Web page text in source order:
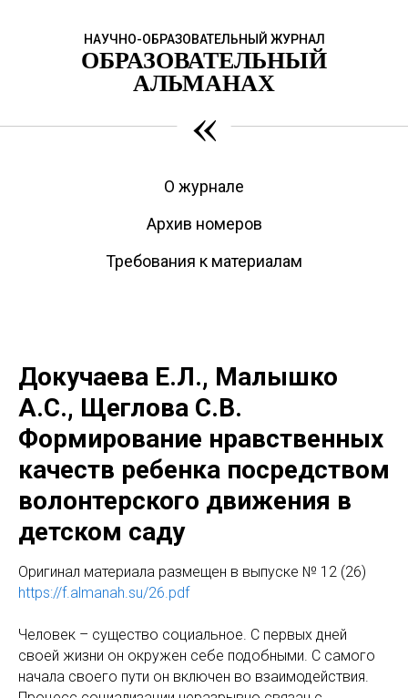
НАУЧНО-ОБРАЗОВАТЕЛЬНЫЙ ЖУРНАЛ
ОБРАЗОВАТЕЛЬНЫЙ
АЛЬМАНАХ
«
О журнале
Архив номеров
Требования к материалам
Докучаева Е.Л., Малышко
А.С., Щеглова С.В.
Формирование нравственных
качеств ребенка посредством
волонтерского движения в
детском саду
Оригинал материала размещен в выпуске № 12 (26)
https://f.almanah.su/26.pdf
Человек – существо социальное. С первых дней
своей жизни он окружен себе подобными. С самого
начала своего пути он включен во взаимодействия.